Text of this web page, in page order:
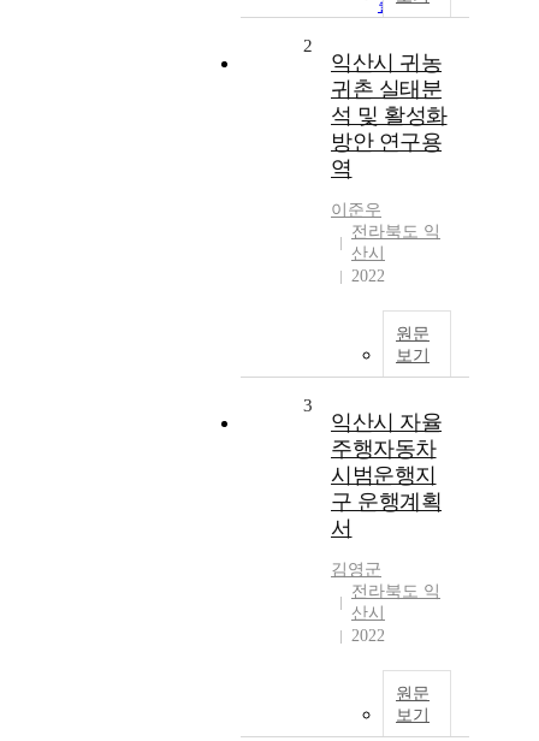
출력
2
익산시 귀농
귀촌 실태분
석 및 활성화
방안 연구용
역
이준우
전라북도 익
산시
2022
원문
보기
3
익산시 자율
주행자동차
시범운행지
구 운행계획
서
김영군
전라북도 익
산시
2022
원문
보기